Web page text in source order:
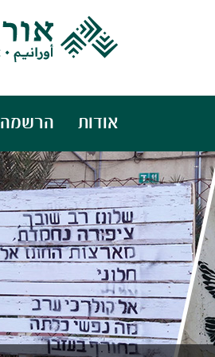
אודות הרשמה